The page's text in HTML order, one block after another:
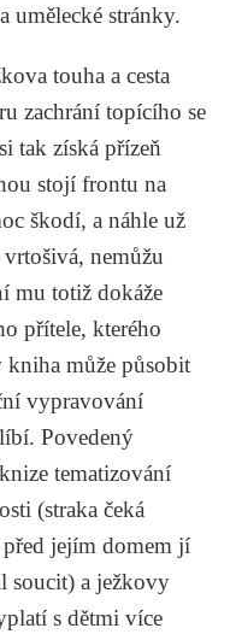
umělecké stránky.
touha a cesta
zachrání topícího se
tak získá přízeň
stojí frontu na
škodí, a náhle už
nemůžu
mu totiž dokáže
přítele, kterého
může působit
vypravování
Povedený
tematizování
(straka čeká
jejím domem jí
soucit) a ježkovy
s dětmi více